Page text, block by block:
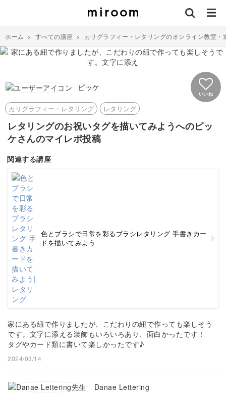
ホーム > すべての講座 > カリグラフィー・レタリングのオンライン教室・
ピッケ
いいね
カリグラフィー・レタリング レタリング
レタリングのお祝いタグを描いてみようへのピッ
ケさんのマイレポ投稿
関連する講座
色とブラシで日常を彩るブラシレタリング 手書きカー
ドを描いてみよう
家にある紐で作りましたが、こだわりの紐で作っても楽しそう
です。文字に添える装飾もいろいろあり、面白かったです！
タグやカード類に書いて楽しかったです♪
2024/03/14
Danae Lettering